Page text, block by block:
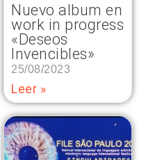
Nuevo album en
work in progress
«Deseos
Invencibles»
25/08/2023
Leer »